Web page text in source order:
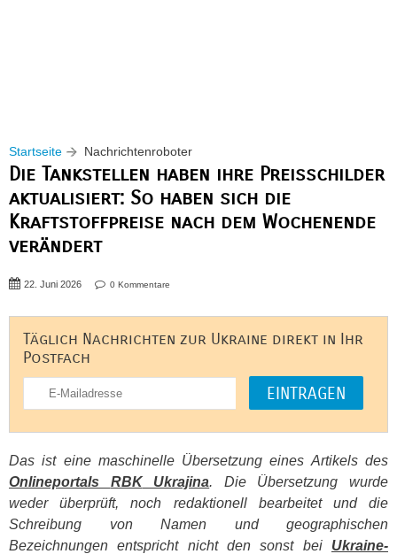
Startseite Nachrichtenroboter
Die Tankstellen haben ihre Preisschilder
aktualisiert: So haben sich die
Kraftstoffpreise nach dem Wochenende
verändert
22. Juni 2026 0 Kommentare
Täglich Nachrichten zur Ukraine direkt in Ihr
Postfach
Das ist eine maschinelle Übersetzung eines Artikels des
Onlineportals RBKUkrajina. Die Übersetzung wurde
weder überprüft, noch redaktionell bearbeitet und die
Schreibung von Namen und geographischen
Bezeichnungen entspricht nicht den sonst bei Ukraine-